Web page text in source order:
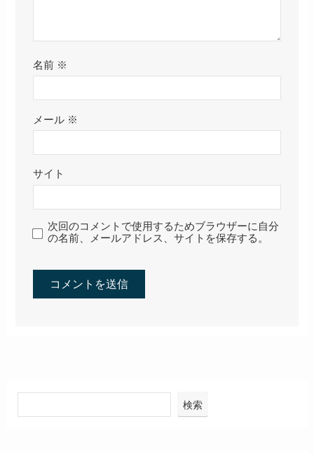
名前 ※
メール ※
サイト
次回のコメントで使用するためブラウザーに自分
の名前、メールアドレス、サイトを保存する。
検索